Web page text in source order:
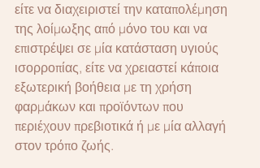
είτε να διαχειριστεί την καταπολέμηση
της λοίμωξης από μόνο του και να
επιστρέψει σε μία κατάσταση υγιούς
ισορροπίας, είτε να χρειαστεί κάποια
εξωτερική βοήθεια με τη χρήση
φαρμάκων και προϊόντων που
περιέχουν πρεβιοτικά ή με μία αλλαγή
στον τρόπο ζωής.